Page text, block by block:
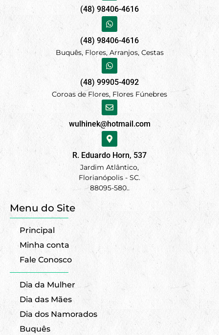
(48) 98406-4616
(48) 98406-4616
Buquês, Flores, Arranjos, Cestas
(48) 99905-4092
Coroas de Flores, Flores Fúnebres
wulhinek@hotmail.com
R. Eduardo Horn, 537
Jardim Atlântico,
Florianópolis - SC.
88095-580..
Menu do Site
Principal
Minha conta
Fale Conosco
Dia da Mulher
Dia das Mães
Dia dos Namorados
Buquês